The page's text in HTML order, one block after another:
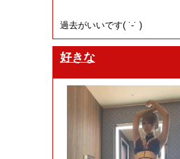
過去がいいです( ˙-˙ )
好きな